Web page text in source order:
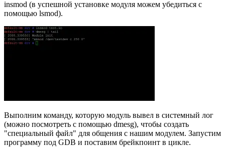
insmod (в успешной установке модуля можем убедиться с
помощью lsmod).
Выполним команду, которую модуль вывел в системный лог
(можно посмотреть с помощью dmesg), чтобы создать
"специальный файл" для общения с нашим модулем. Запустим
программу под GDB и поставим брейкпоинт в цикле.